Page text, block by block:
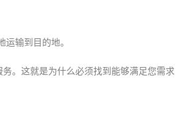
输到目的地。
。这就是为什么必须找到能够满足您需求